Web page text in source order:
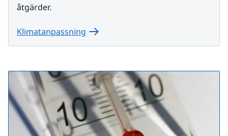
åtgärder.
Klimatanpassning